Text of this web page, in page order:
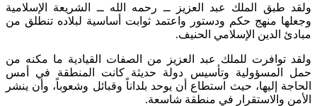
ولقد طبق الملك عبد العزيز ــ رحمه الله ــ الشريعة الإسلامية
وجعلها منهج حكم ودستور واعتمد ثوابت أساسية لبلاده تنطلق من
مبادئ الدين الإسلامي الحنيف.
ولقد توافرت للملك عبد العزيز من الصفات القيادية ما مكنه من
حمل المسؤولية وتأسيس دولة حديثة كانت المنطقة في أمس
الحاجة إليها، حيث استطاع أن يوحد بلداناً وقبائل وشعوباً، وأن ينشر
الأمن والاستقرار في منطقة شاسعة.